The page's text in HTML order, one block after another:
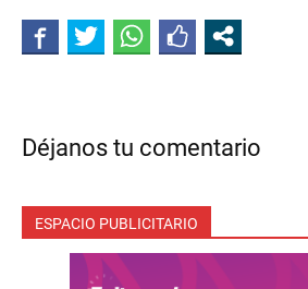
Déjanos tu comentario
ESPACIO PUBLICITARIO